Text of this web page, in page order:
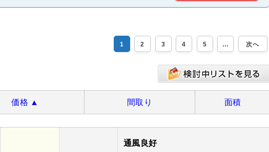
1 2 3 4 5
価格 ▲ 間取り 面積
通風良好